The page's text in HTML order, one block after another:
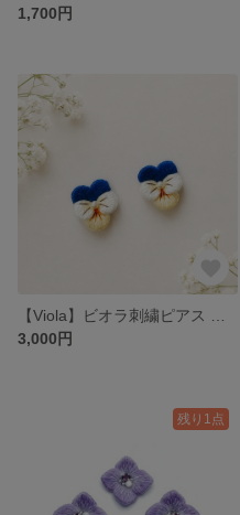
1,700円
3,000円
残り1点